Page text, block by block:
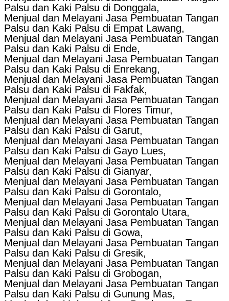
Palsu dan Kaki Palsu di Donggala,
Menjual dan Melayani Jasa Pembuatan Tangan
Palsu dan Kaki Palsu di Empat Lawang,
Menjual dan Melayani Jasa Pembuatan Tangan
Palsu dan Kaki Palsu di Ende,
Menjual dan Melayani Jasa Pembuatan Tangan
Palsu dan Kaki Palsu di Enrekang,
Menjual dan Melayani Jasa Pembuatan Tangan
Palsu dan Kaki Palsu di Fakfak,
Menjual dan Melayani Jasa Pembuatan Tangan
Palsu dan Kaki Palsu di Flores Timur,
Menjual dan Melayani Jasa Pembuatan Tangan
Palsu dan Kaki Palsu di Garut,
Menjual dan Melayani Jasa Pembuatan Tangan
Palsu dan Kaki Palsu di Gayo Lues,
Menjual dan Melayani Jasa Pembuatan Tangan
Palsu dan Kaki Palsu di Gianyar,
Menjual dan Melayani Jasa Pembuatan Tangan
Palsu dan Kaki Palsu di Gorontalo,
Menjual dan Melayani Jasa Pembuatan Tangan
Palsu dan Kaki Palsu di Gorontalo Utara,
Menjual dan Melayani Jasa Pembuatan Tangan
Palsu dan Kaki Palsu di Gowa,
Menjual dan Melayani Jasa Pembuatan Tangan
Palsu dan Kaki Palsu di Gresik,
Menjual dan Melayani Jasa Pembuatan Tangan
Palsu dan Kaki Palsu di Grobogan,
Menjual dan Melayani Jasa Pembuatan Tangan
Palsu dan Kaki Palsu di Gunung Mas,